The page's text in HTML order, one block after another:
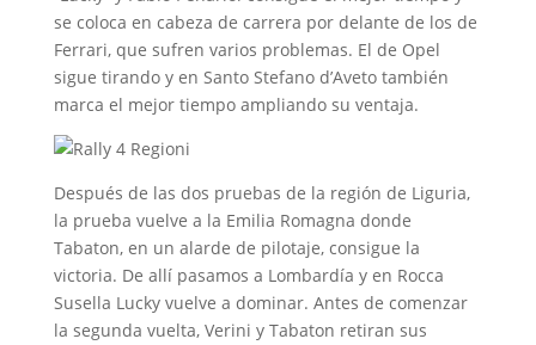
se coloca en cabeza de carrera por delante de los de
Ferrari, que sufren varios problemas. El de Opel
sigue tirando y en Santo Stefano d’Aveto también
marca el mejor tiempo ampliando su ventaja.
Después de las dos pruebas de la región de Liguria,
la prueba vuelve a la Emilia Romagna donde
Tabaton, en un alarde de pilotaje, consigue la
victoria. De allí pasamos a Lombardía y en Rocca
Susella Lucky vuelve a dominar. Antes de comenzar
la segunda vuelta, Verini y Tabaton retiran sus